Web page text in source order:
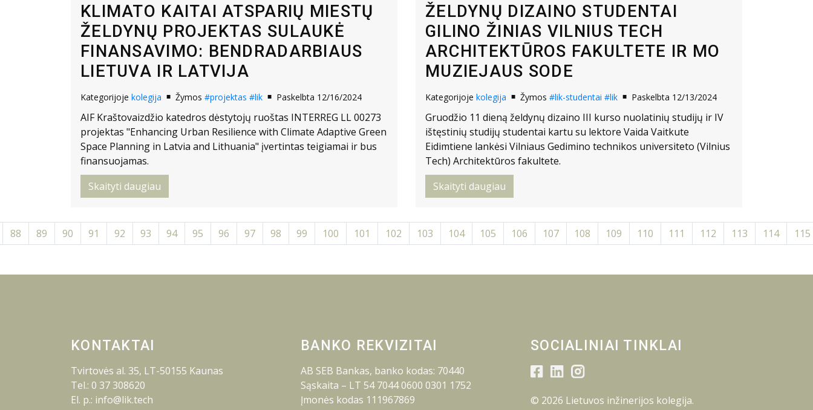
KLIMATO KAITAI ATSPARIŲ MIESTŲ
ŽELDYNŲ PROJEKTAS SULAUKĖ
FINANSAVIMO: BENDRADARBIAUS
LIETUVA IR LATVIJA
Kategorijoje kolegija Žymos #projektas #lik Paskelbta 12/16/2024
AIF Kraštovaizdžio katedros dėstytojų ruoštas INTERREG LL 00273
projektas "Enhancing Urban Resilience with Climate Adaptive Green
Space Planning in Latvia and Lithuania" įvertintas teigiamai ir bus
finansuojamas.
Skaityti daugiau
ŽELDYNŲ DIZAINO STUDENTAI
GILINO ŽINIAS VILNIUS TECH
ARCHITEKTŪROS FAKULTETE IR MO
MUZIEJAUS SODE
Kategorijoje kolegija Žymos #lik-studentai #lik Paskelbta 12/13/2024
Gruodžio 11 dieną želdynų dizaino III kurso nuolatinių studijų ir IV
ištęstinių studijų studentai kartu su lektore Vaida Vaitkute
Eidimtiene lankėsi Vilniaus Gedimino technikos universiteto (Vilnius
Tech) Architektūros fakultete.
Skaityti daugiau
88 89 90 91 92 93 94 95 96 97 98 99 100 101 102 103 104 105 106 107 108 109 110 111 112 113 114 115
KONTAKTAI
Tvirtovės al. 35, LT-50155 Kaunas
Tel.: 0 37 308620
El. p.: info@lik.tech
BANKO REKVIZITAI
AB SEB Bankas, banko kodas: 70440
Sąskaita – LT 54 7044 0600 0301 1752
Įmonės kodas 111967869
SOCIALINIAI TINKLAI
© 2026 Lietuvos inžinerijos kolegija.